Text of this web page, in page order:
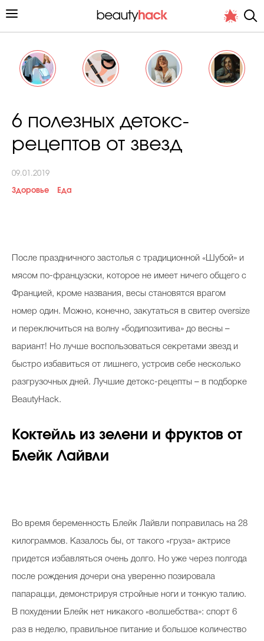
Косметичка профи
Вопрос эксперту
Худеем правильно
Выбор визажистов
Выбор косметолога
Celebrity дня
Фотоальбом
6 полезных детокс-
рецептов от звезд
09.01.2019
Здоровье Еда
осле праздничного застолья с традиционной «Шубой» и
мясом по-французски, которое не имеет ничего общего с
Францией, кроме названия, весы становятся врагом
номер один. Можно, конечно, закутаться в свитер oversize
и переключиться на волну «бодипозитива» до весны –
вариант! Но лучше воспользоваться секретами звезд и
быстро избавиться от лишнего, устроив себе несколько
разгрузочных дней. Лучшие детокс-рецепты – в подборке
BeautyHack.
Коктейль из зелени и фруктов от
Блейк Лайвли
Во время беременность Блейк Лайвли поправилась на 28
килограммов. Казалось бы, от такого «груза» актрисе
придется избавляться очень долго. Но уже через полгода
после рождения дочери она уверенно позировала
папарацци, демонстрируя стройные ноги и тонкую талию.
В похудении Блейк нет никакого «волшебства»: спорт 6
раз в неделю, правильное питание и большое количество